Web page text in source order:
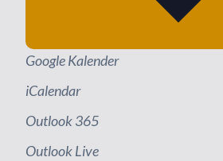
Google Kalender
iCalendar
Outlook 365
Outlook Live